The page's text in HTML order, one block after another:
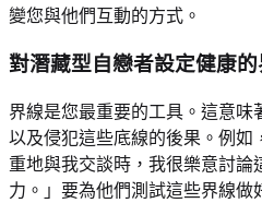
變您與他們互動的方式。
對潛藏型自戀者設定健康
界線是您最重要的工具。這意味
以及侵犯這些底線的後果。例如
重地與我交談時，我很樂意討論
力。」要為他們測試這些界線做